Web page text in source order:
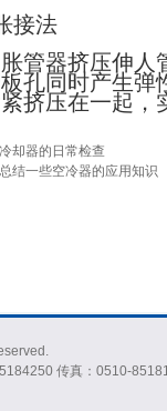
接法
管器挤压伸人
孔同时产生弹
挤压在一起，
却器的日常检查
结一些空冷器的应用知识
传真：0510-